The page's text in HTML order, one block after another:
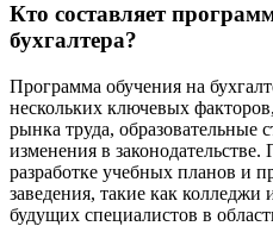
Кто составляет
бухгалтера?
Программа обучения на
нескольких ключевых
рынка труда, образовательные
изменения в
разработке учебных планов и
заведения, такие как колледжи
будущих специалистов в